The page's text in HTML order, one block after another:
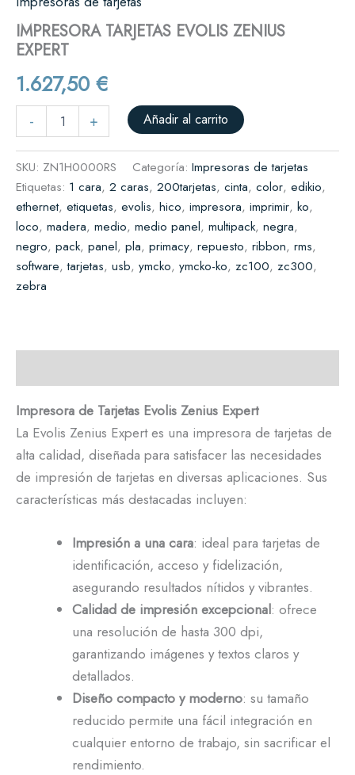
IMPRESORA TARJETAS EVOLIS ZENIUS
EXPERT
1.627,50 €
- + Añadir al carrito
SKU: ZN1H0000RS Categoría: Impresoras de tarjetas
Etiquetas: 1 cara, 2 caras, 200tarjetas, cinta, color, edikio,
ethernet, etiquetas, evolis, hico, impresora, imprimir, ko,
loco, madera, medio, medio panel, multipack, negra,
negro, pack, panel, pla, primacy, repuesto, ribbon, rms,
software,tarjetas, usb, ymcko, ymcko-ko, zc100, zc300,
zebra
Impresora de Tarjetas Evolis Zenius Expert
La Evolis Zenius Expert es una impresora de tarjetas de
alta calidad, diseñada para satisfacer las necesidades
de impresión de tarjetas en diversas aplicaciones. Sus
características más destacadas incluyen:
Impresión a una cara: ideal para tarjetas de
identificación, acceso y fidelización,
asegurando resultados nítidos y vibrantes.
Calidad de impresión excepcional: ofrece
una resolución de hasta 300 dpi,
garantizando imágenes y textos claros y
detallados.
Diseño compacto y moderno: su tamaño
reducido permite una fácil integración en
cualquier entorno de trabajo, sin sacrificar el
rendimiento.